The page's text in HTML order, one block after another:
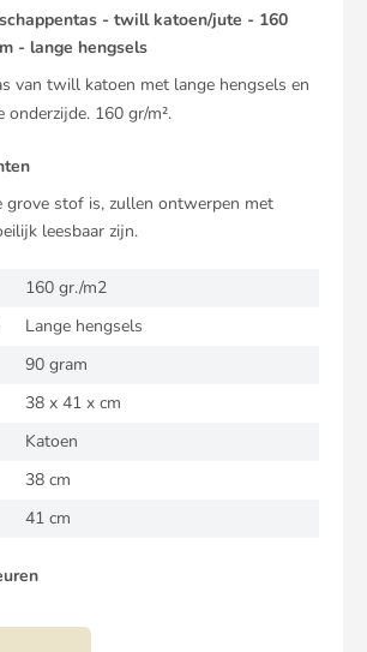
- twill katoen/jute - 160
- lange hengsels
van twill katoen met lange hengsels en
onderzijde. 160 gr/m².
grove stof is, zullen ontwerpen met
leesbaar zijn.
160 gr./m2
Lange hengsels
90 gram
38 x 41 x cm
Katoen
38 cm
41 cm